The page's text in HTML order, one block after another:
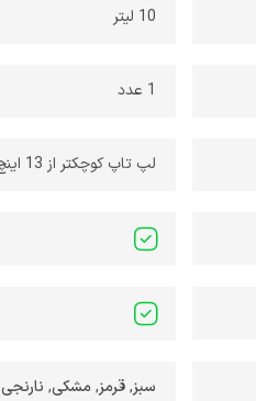
10 لیتر
1 عدد
لپ تاپ کوچکتر از 13 اینچ
سبز,قرمز, مشکی, نارنجی